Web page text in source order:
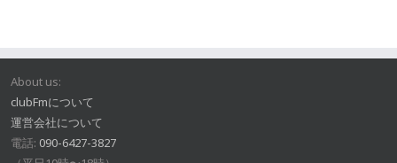
About us:
clubFmについて
運営会社について
電話: 090-6427-3827